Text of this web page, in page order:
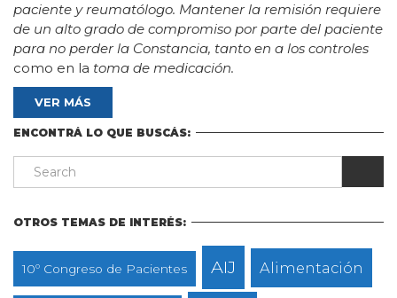
paciente y reumatólogo. Mantener la remisión requiere
de un alto grado de compromiso por parte del paciente
para no perder la Constancia, tanto en a los controles
como en la toma de medicación.
VER MÁS
ENCONTRÁ LO QUE BUSCÁS:
OTROS TEMAS DE INTERÉS:
10º Congreso de Pacientes AIJ Alimentación